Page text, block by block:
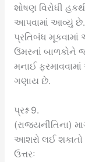
શોષણ વિરોધી
આપવામાં આવ્યું છે.
પ્રતિબંધ
ઉંમરનાં બાળકોને
મનાઈ
ગણાય છે.
પ્રશ્ન 9.
(રાજ્યનીતિના)
આશરો લઈ શકાતો
ઉત્તરઃ